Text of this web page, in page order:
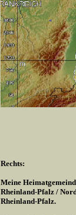
Rechts:
Meine
Rheinland-Pfalz /
Rheinland-Pfalz.